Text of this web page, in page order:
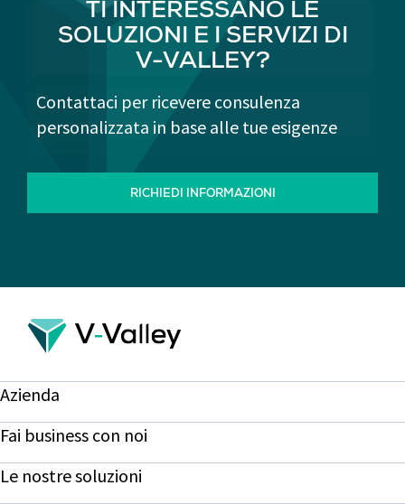
TI INTERESSANO LE
SOLUZIONI E I SERVIZI DI
V-VALLEY?
Contattaci per ricevere consulenza
personalizzata in base alle tue esigenze
RICHIEDI INFORMAZIONI
Azienda
Fai business con noi
Le nostre soluzioni